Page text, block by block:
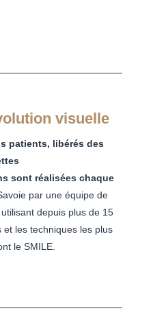
visuelle
patients, libérés des
sont réalisées chaque
par une équipe de
depuis plus de 15
les techniques les plus
le SMILE.